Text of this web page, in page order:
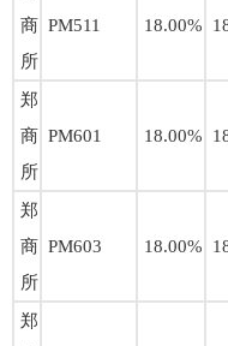
商
所
PM511 18.00%
郑
商
所
PM601 18.00%
郑
商
所
PM603 18.00%
郑